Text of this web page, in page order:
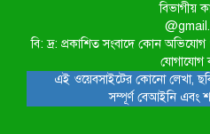
বিভাগীয়
বি: দ্র: প্রকাশিত সংবাদে কোন
যোগাযোগ
এই ওয়েবসাইটের কোনো লেখা,
সম্পূর্ণ বেআইনি এবং